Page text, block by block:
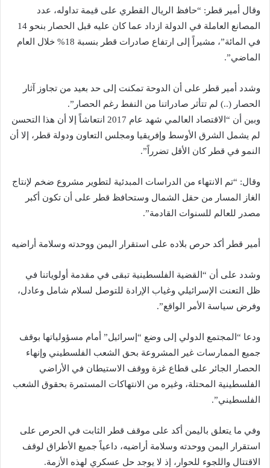
وقال أمير قطر: “حافظ الريال القطري على قيمة تداوله، عدد
المصانع العاملة في الدولة ازداد عما كان عليه قبل الحصار بنحو 14
في المائة”، مشيراً إلى ارتفاع صادرات قطر بنسبة 18% خلال العام
الماضي”.
وشدد أمير قطر على أن الدوحة تمكنت إلى حد بعيد من تجاوز آثار
الحصار (..) لم تتأثر صادراتنا من النفط رغم الحصار”.
وبين أن “الاقتصاد العالمي شهد عام 2017 انتعاشاً إلا أن هذا التحسن
لم يشمل الشرق الأوسط وإفريقيا ومجلس التعاون ودولة قطر، إلا أن
النمو في قطر كان الأقل تضرراً”.
وقال: “تم الانتهاء من الدراسات المبدئية لتطوير مشروع ضخم لإنتاج
الغاز المسار من حقل الشمال وستحافظ قطر على أن تكون أكبر
مصدر للعالم للسنوات القادمة”.
أمير قطر أكد حرص بلاده على استقرار اليمن ووحدته وسلامة أراضيه
وشدد على أن “القضية الفلسطينية تبقى في مقدمة أولوياتنا في
ظل التعنت الإسرائيلي وغياب الإرادة للتوصل لسلام شامل وعادل،
وفرض سياسة الأمر الواقع”.
ودعا “المجتمع الدولي إلى وضع “إسرائيل” أمام مسؤولياتها بوقف
جميع الممارسات غير المشروعة بحق الشعب الفلسطيني وإنهاء
الحصار الجائر على قطاع غزة ووقف الاستيطان في الأراضي
الفلسطينية المحتلة، وغيره من الانتهاكات المستمرة بحقوق الشعب
الفلسطيني”.
وفي ما يتعلق باليمن أكد على موقف قطر الثابت في الحرص على
استقرار اليمن ووحدته وسلامة أراضيه، داعياً جميع الأطراق لوقف
الاقتتال واللجوء للحوار، إذ لا يوجد حل عسكري لهذه الأزمة.